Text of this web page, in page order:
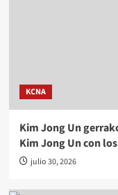
KCNA
Kim Jong Un
Kim Jong Un con
julio 30, 2026